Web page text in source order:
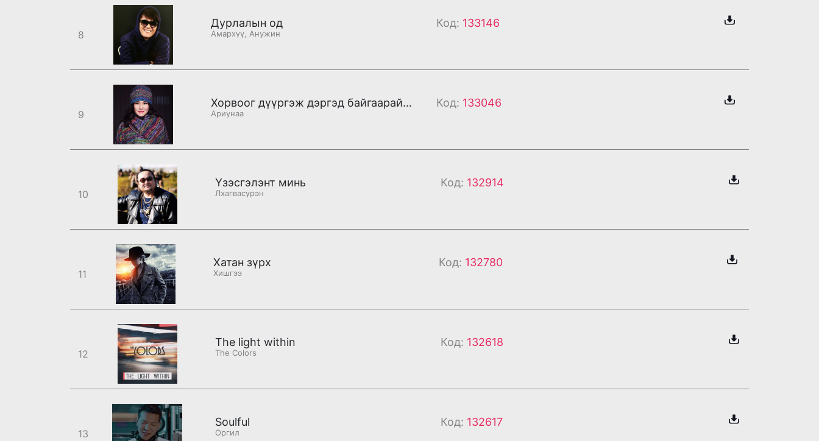
8
Дурлалын од
Амархүү, Анужин
Код: 133146
9
Хорвоог дүүргэж дэргэд байгаарай (дахилт)
Ариунаа
Код: 133046
10
Үзэсгэлэнт минь
Лхагвасүрэн
Код: 132914
11
Хатан зүрх
Хишгээ
Код: 132780
12
The light within
The Colors
Код: 132618
13
Soulful
Оргил
Код: 132617